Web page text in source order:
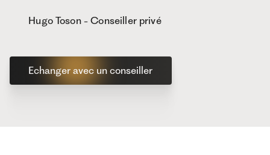
Hugo Toson - Conseiller privé
Echanger avec un conseiller